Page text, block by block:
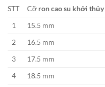
STT Cỡ ron cao su khởi thủy
1
15.5 mm
2
16.5 mm
3
17.5 mm
4
18.5 mm